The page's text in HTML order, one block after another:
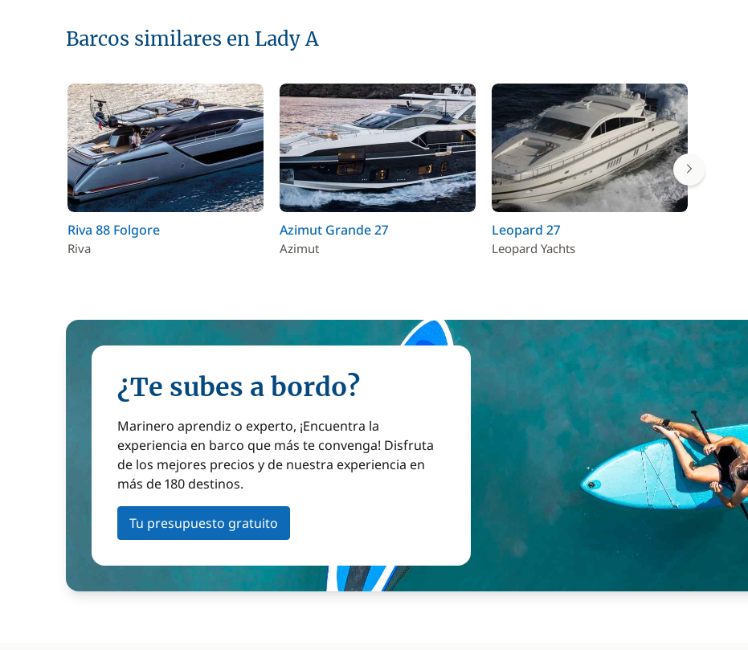
Barcos similares en Lady A
Riva 88 Folgore
Riva
Azimut Grande 27
Azimut
Leopard 27
Leopard Yachts
¿Te subes a bordo?
Marinero aprendiz o experto, ¡Encuentra la
experiencia en barco que más te convenga! Disfruta
de los mejores precios y de nuestra experiencia en
más de 180 destinos.
Tu presupuesto gratuito